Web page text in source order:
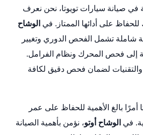
في صيانة سيارات تويوتا، نحن نعرف
للحفاظ على أدائها الممتاز. في الوشاح
شاملة تشمل الفحص الدوري وتغيير
إلى فحص المحرك ونظام الفرامل.
لضمان فحص دقيق لكافة
أمرًا بالغ الأهمية للحفاظ على عمر
في الوشاح أوتو، نؤمن بأهمية الصيانة